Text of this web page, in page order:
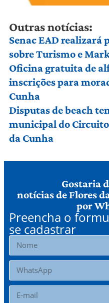
Outras notícias:
Senac EAD realizará
sobre Turismo e
Oficina gratuita de
inscrições para
Cunha
Disputas de beach
municipal do Circuito
da Cunha
Gostaria
notícias de Flores
por
Preencha o
se cadastrar